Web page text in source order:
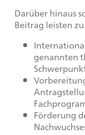
Darüber hinaus
Beitrag leisten
genannten
Förderung